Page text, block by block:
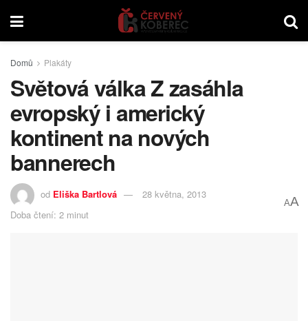
Domů Plakáty
Světová válka Z zasáhla
evropský i americký
kontinent na nových
bannerech
od Eliška Bartlová
28 května, 2013
Doba čtení: 2 minut
AA